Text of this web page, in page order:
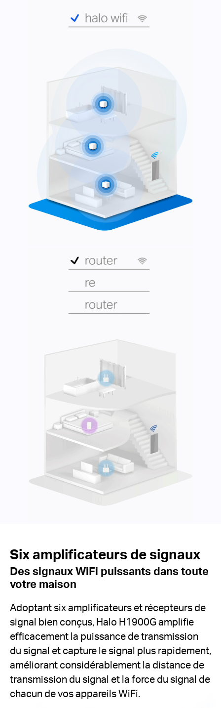
Six amplificateurs de signaux
Des signaux WiFi puissants dans toute
votre maison
Adoptant six amplificateurs et récepteurs de
signal bien conçus, Halo H1900G amplifie
efficacement la puissance de transmission
du signal et capture le signal plus rapidement,
améliorant considérablement la distance de
transmission du signal et la force du signal de
chacun de vos appareils WiFi.